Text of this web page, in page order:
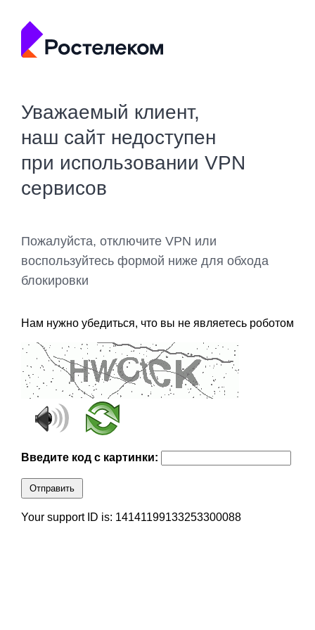
Уважаемый клиент,
наш сайт недоступен
при использовании VPN
сервисов
Пожалуйста, отключите VPN или
воспользуйтесь формой ниже для обхода
блокировки
Нам нужно убедиться, что вы не являетесь роботом
Введите код с картинки:
Отправить
Your support ID is: 14141199133253300088